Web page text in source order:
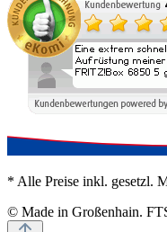
* Alle Preise inkl. gesetzl.
© Made in Großenhain.